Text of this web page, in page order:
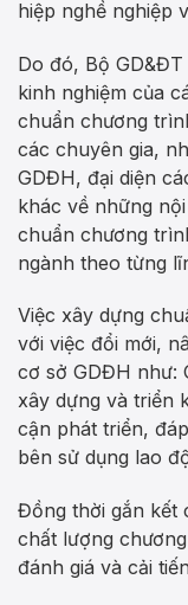
hiệp nghề nghiệp
Do đó, Bộ
kinh nghiệm của
chuẩn chương
các chuyên gia,
GDĐH, đại diện
khác về những
chuẩn chương
ngành theo từng
Việc xây dựng
với việc đổi mới,
cơ sở GDĐH như:
xây dựng và triển
cận phát triển,
bên sử dụng lao
Đồng thời gắn kết
chất lượng
đánh giá và cải